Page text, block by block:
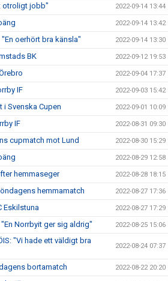
otroligt jobb" 2022-09-14 13:44
2022-09-14 13:42
oerhört bra känsla" 2022-09-14 13:30
BK 2022-09-12 19:53
2022-09-04 17:37
IF 2022-09-03 15:42
Svenska Cupen 2022-09-01 10:09
IF 2022-08-31 09:30
cupmatch mot Lund 2022-08-30 15:29
2022-08-29 12:58
hemmaseger 2022-08-28 18:15
hemmamatch 2022-08-27 17:36
Eskilstuna 2022-08-27 17:29
Norrbyit ger sig aldrig" 2022-08-25 15:06
"Vi hade ett väldigt bra
2022-08-24 07:37
bortamatch 2022-08-22 20:20